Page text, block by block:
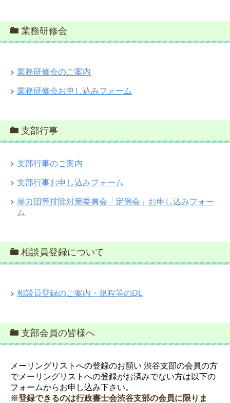
業務研修会
業務研修会のご案内
業務研修会お申し込みフォーム
支部行事
支部行事のご案内
支部行事お申し込みフォーム
暴力団等排除対策委員会「定例会」お申し込みフォー
ム
相談員登録について
相談員登録のご案内・規程等のDL
支部会員の皆様へ
メーリングリストへの登録のお願い 渋谷支部の会員の方
でメーリングリストへの登録がお済みでない方は以下の
フォームからお申し込み下さい。
※登録できるのは行政書士会渋谷支部の会員に限りま